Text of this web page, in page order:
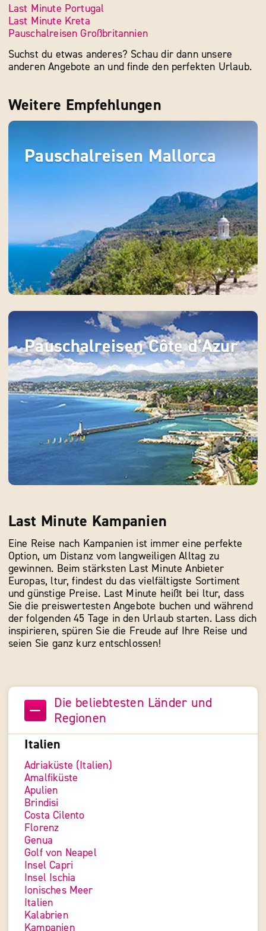
Last Minute Portugal
Last Minute Kreta
Pauschalreisen Großbritannien
Suchst du etwas anderes? Schau dir dann unsere
anderen Angebote an und finde den perfekten Urlaub.
Weitere Empfehlungen
Pauschalreisen Mallorca
Pauschalreisen Côte d’Azur
Last Minute Kampanien
Eine Reise nach Kampanien ist immer eine perfekte
Option, um Distanz vom langweiligen Alltag zu
gewinnen. Beim stärksten Last Minute Anbieter
Europas, ltur, findest du das vielfältigste Sortiment
und günstige Preise. Last Minute heißt bei ltur, dass
Sie die preiswertesten Angebote buchen und während
der folgenden 45 Tage in den Urlaub starten. Lass dich
inspirieren, spüren Sie die Freude auf Ihre Reise und
seien Sie ganz kurz entschlossen!
Die beliebtesten Länder und
Regionen
Italien
Adriaküste (Italien)
Amalfiküste
Apulien
Brindisi
Costa Cilento
Florenz
Genua
Golf von Neapel
Insel Capri
Insel Ischia
Ionisches Meer
Italien
Kalabrien
Kampanien